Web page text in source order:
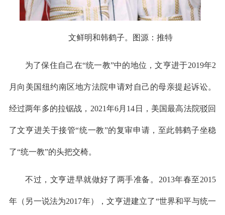
文鲜明和韩鹤子。图源：推特
为了保住自己在“统一教”中的地位，文亨进于2019年2
月向美国纽约南区地方法院申请对自己的母亲提起诉讼。
经过两年多的拉锯战，2021年6月14日，美国最高法院驳回
了文亨进关于接管“统一教”的复审申请，至此韩鹤子坐稳
了“统一教”的头把交椅。
不过，文亨进早就做好了两手准备。2013年春至2015
年（另一说法为2017年），文亨进建立了“世界和平与统一